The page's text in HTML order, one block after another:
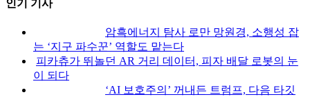
인기 기사
암흑에너지 탐사 로만 망원경, 소행성 잡
는 ‘지구 파수꾼’ 역할도 맡는다
피카츄가 뛰놀던 AR 거리 데이터, 피자 배달 로봇의 눈
이 되다
‘AI 보호주의’ 꺼내든 트럼프, 다음 타깃